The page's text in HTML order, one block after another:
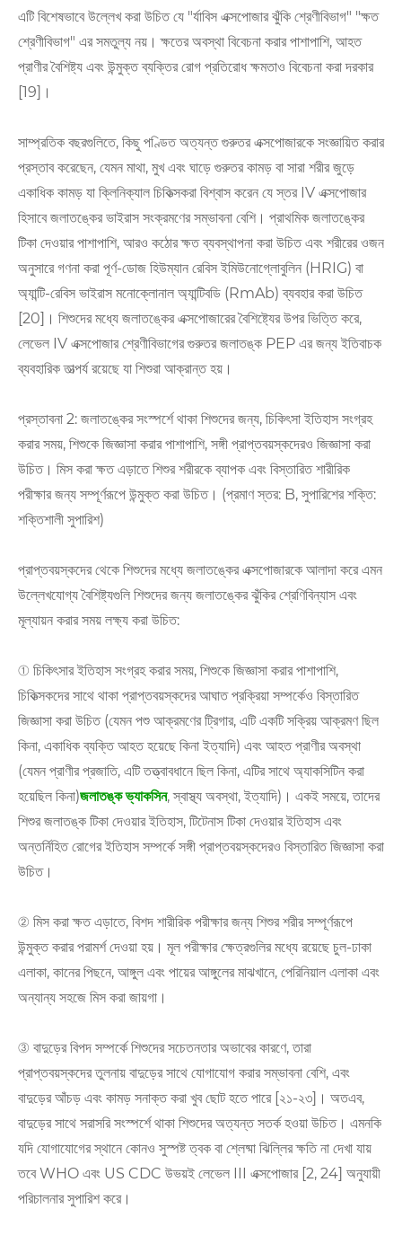
এটি বিশেষভাবে উল্লেখ করা উচিত যে "র্যাবিস এক্সপোজার ঝুঁকি শ্রেণীবিভাগ" "ক্ষত
শ্রেণীবিভাগ" এর সমতুল্য নয়। ক্ষতের অবস্থা বিবেচনা করার পাশাপাশি, আহত
প্রাণীর বৈশিষ্ট্য এবং উন্মুক্ত ব্যক্তির রোগ প্রতিরোধ ক্ষমতাও বিবেচনা করা দরকার
[19]।
সাম্প্রতিক বছরগুলিতে, কিছু পণ্ডিত অত্যন্ত গুরুতর এক্সপোজারকে সংজ্ঞায়িত করার
প্রস্তাব করেছেন, যেমন মাথা, মুখ এবং ঘাড়ে গুরুতর কামড় বা সারা শরীর জুড়ে
একাধিক কামড় যা ক্লিনিক্যাল চিকিত্সকরা বিশ্বাস করেন যে স্তর IV এক্সপোজার
হিসাবে জলাতঙ্কের ভাইরাস সংক্রমণের সম্ভাবনা বেশি। প্রাথমিক জলাতঙ্কের
টিকা দেওয়ার পাশাপাশি, আরও কঠোর ক্ষত ব্যবস্থাপনা করা উচিত এবং শরীরের ওজন
অনুসারে গণনা করা পূর্ণ-ডোজ হিউম্যান রেবিস ইমিউনোগ্লোবুলিন (HRIG) বা
অ্যান্টি-রেবিস ভাইরাস মনোক্লোনাল অ্যান্টিবডি (RmAb) ব্যবহার করা উচিত
[20]। শিশুদের মধ্যে জলাতঙ্কের এক্সপোজারের বৈশিষ্ট্যের উপর ভিত্তি করে,
লেভেল IV এক্সপোজার শ্রেণীবিভাগের গুরুতর জলাতঙ্ক PEP এর জন্য ইতিবাচক
ব্যবহারিক তাত্পর্য রয়েছে যা শিশুরা আক্রান্ত হয়।
প্রস্তাবনা 2: জলাতঙ্কের সংস্পর্শে থাকা শিশুদের জন্য, চিকিৎসা ইতিহাস সংগ্রহ
করার সময়, শিশুকে জিজ্ঞাসা করার পাশাপাশি, সঙ্গী প্রাপ্তবয়স্কদেরও জিজ্ঞাসা করা
উচিত। মিস করা ক্ষত এড়াতে শিশুর শরীরকে ব্যাপক এবং বিস্তারিত শারীরিক
পরীক্ষার জন্য সম্পূর্ণরূপে উন্মুক্ত করা উচিত। (প্রমাণ স্তর: B, সুপারিশের শক্তি:
শক্তিশালী সুপারিশ)
প্রাপ্তবয়স্কদের থেকে শিশুদের মধ্যে জলাতঙ্কের এক্সপোজারকে আলাদা করে এমন
উল্লেখযোগ্য বৈশিষ্ট্যগুলি শিশুদের জন্য জলাতঙ্কের ঝুঁকির শ্রেণিবিন্যাস এবং
মূল্যায়ন করার সময় লক্ষ্য করা উচিত:
① চিকিৎসার ইতিহাস সংগ্রহ করার সময়, শিশুকে জিজ্ঞাসা করার পাশাপাশি,
চিকিত্সকদের সাথে থাকা প্রাপ্তবয়স্কদের আঘাত প্রক্রিয়া সম্পর্কেও বিস্তারিত
জিজ্ঞাসা করা উচিত (যেমন পশু আক্রমণের ট্রিগার, এটি একটি সক্রিয় আক্রমণ ছিল
কিনা, একাধিক ব্যক্তি আহত হয়েছে কিনা ইত্যাদি) এবং আহত প্রাণীর অবস্থা
(যেমন প্রাণীর প্রজাতি, এটি তত্ত্বাবধানে ছিল কিনা, এটির সাথে অ্যাকসিটিন করা
হয়েছিল কিনা)জলাতঙ্ক ভ্যাকসিন, স্বাস্থ্য অবস্থা, ইত্যাদি)। একই সময়ে, তাদের
শিশুর জলাতঙ্ক টিকা দেওয়ার ইতিহাস, টিটেনাস টিকা দেওয়ার ইতিহাস এবং
অন্তর্নিহিত রোগের ইতিহাস সম্পর্কে সঙ্গী প্রাপ্তবয়স্কদেরও বিস্তারিত জিজ্ঞাসা করা
উচিত।
② মিস করা ক্ষত এড়াতে, বিশদ শারীরিক পরীক্ষার জন্য শিশুর শরীর সম্পূর্ণরূপে
উন্মুক্ত করার পরামর্শ দেওয়া হয়। মূল পরীক্ষার ক্ষেত্রগুলির মধ্যে রয়েছে চুল-ঢাকা
এলাকা, কানের পিছনে, আঙ্গুল এবং পায়ের আঙ্গুলের মাঝখানে, পেরিনিয়াল এলাকা এবং
অন্যান্য সহজে মিস করা জায়গা।
③ বাদুড়ের বিপদ সম্পর্কে শিশুদের সচেতনতার অভাবের কারণে, তারা
প্রাপ্তবয়স্কদের তুলনায় বাদুড়ের সাথে যোগাযোগ করার সম্ভাবনা বেশি, এবং
বাদুড়ের আঁচড় এবং কামড় সনাক্ত করা খুব ছোট হতে পারে [২১-২৩]। অতএব,
বাদুড়ের সাথে সরাসরি সংস্পর্শে থাকা শিশুদের অত্যন্ত সতর্ক হওয়া উচিত। এমনকি
যদি যোগাযোগের স্থানে কোনও সুস্পষ্ট ত্বক বা শ্লেষ্মা ঝিল্লির ক্ষতি না দেখা যায়
তবে WHO এবং US CDC উভয়ই লেভেল III এক্সপোজার [2, 24] অনুযায়ী
পরিচালনার সুপারিশ করে।